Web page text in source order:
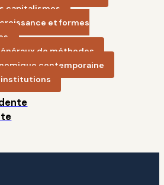
capitalismes
et formes
de méthodes
contemporaine
institutions